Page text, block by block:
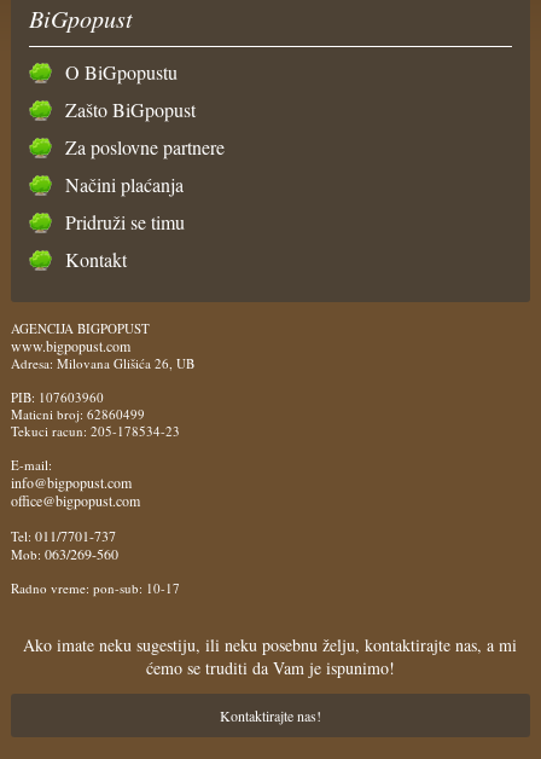
BiGpopust
O BiGpopustu
Zašto BiGpopust
Za poslovne partnere
Načini plaćanja
Pridruži se timu
Kontakt
AGENCIJA BIGPOPUST
www.bigpopust.com
Adresa: Milovana Glišića 26, UB
PIB: 107603960
Maticni broj: 62860499
Tekuci racun: 205-178534-23
E-mail:
info@bigpopust.com
office@bigpopust.com
Tel: 011/7701-737
Mob: 063/269-560
Radno vreme: pon-sub: 10-17
Ako imate neku sugestiju, ili neku posebnu želju, kontaktirajte nas, a mi
ćemo se truditi da Vam je ispunimo!
Kontaktirajte nas!